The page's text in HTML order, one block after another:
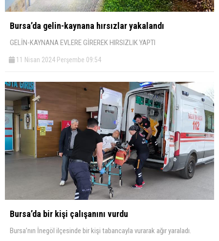
Bursa’da gelin-kaynana hırsızlar yakalandı
GELİN-KAYNANA EVLERE GİREREK HIRSIZLIK YAPTI
11 Nisan 2024 Perşembe 09:54
Bursa’da bir kişi çalışanını vurdu
Bursa’nın İnegöl ilçesinde bir kişi tabancayla vurarak ağır yaraladı.